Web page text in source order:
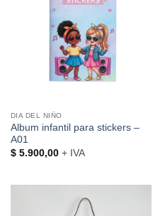
DIA DEL NIÑO
Album infantil para stickers –
A01
$5.900,00+ IVA